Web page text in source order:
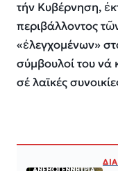
τήν Κυβέρνηση,
περιβάλλοντος
«ἐλεγχομένων»
σύμβουλοί του νά
σέ λαϊκές